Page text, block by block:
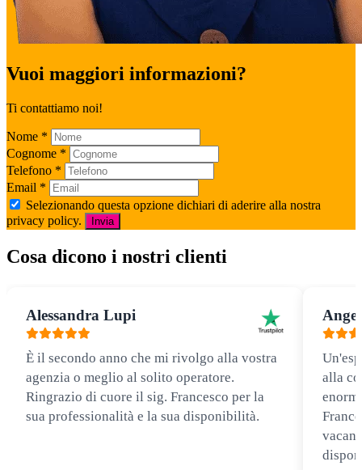
Vuoi maggiori informazioni?
Ti contattiamo noi!
Nome *
Cognome *
Telefono *
Email *
Selezionando questa opzione dichiari di aderire alla nostra
privacy policy.
Invia
Cosa dicono i nostri clienti
Alessandra Lupi
È il secondo anno che mi rivolgo alla vostra
agenzia o meglio al solito operatore.
Ringrazio di cuore il sig. Francesco per la
sua professionalità e la sua disponibilità.
alla